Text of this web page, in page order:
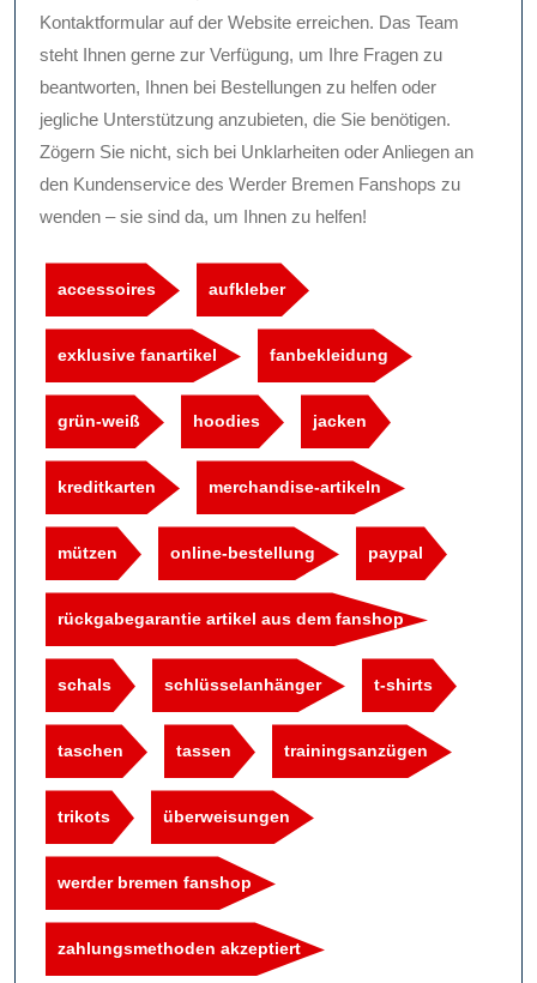
Kontaktformular auf der Website erreichen. Das Team
steht Ihnen gerne zur Verfügung, um Ihre Fragen zu
beantworten, Ihnen bei Bestellungen zu helfen oder
jegliche Unterstützung anzubieten, die Sie benötigen.
Zögern Sie nicht, sich bei Unklarheiten oder Anliegen an
den Kundenservice des Werder Bremen Fanshops zu
wenden – sie sind da, um Ihnen zu helfen!
accessoires aufkleber
exklusive fanartikel fanbekleidung
grün-weiß hoodies jacken
kreditkarten merchandise-artikeln
mützen online-bestellung paypal
rückgabegarantie artikel aus dem fanshop
schals schlüsselanhänger t-shirts
taschen tassen trainingsanzügen
trikots überweisungen
werder bremen fanshop
zahlungsmethoden akzeptiert